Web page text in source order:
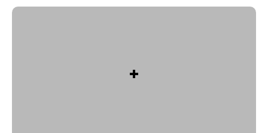
+